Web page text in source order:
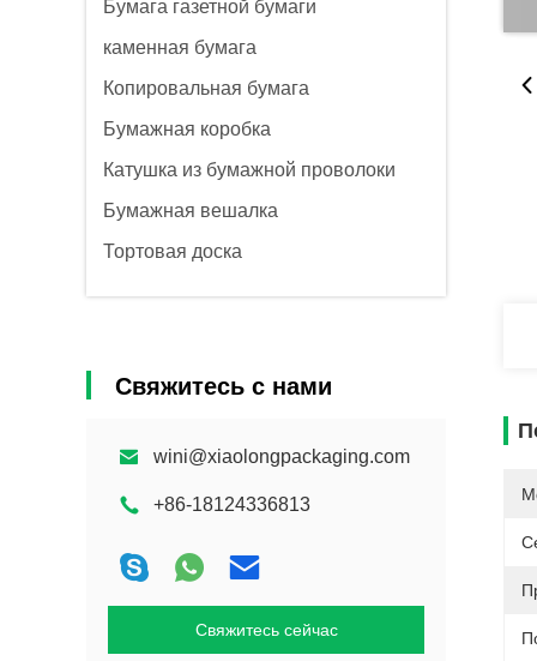
Бумага газетной бумаги
каменная бумага
Копировальная бумага
Бумажная коробка
Катушка из бумажной проволоки
Бумажная вешалка
Тортовая доска
Свяжитесь с нами
wini@xiaolongpackaging.com
+86-18124336813
Свяжитесь сейчас